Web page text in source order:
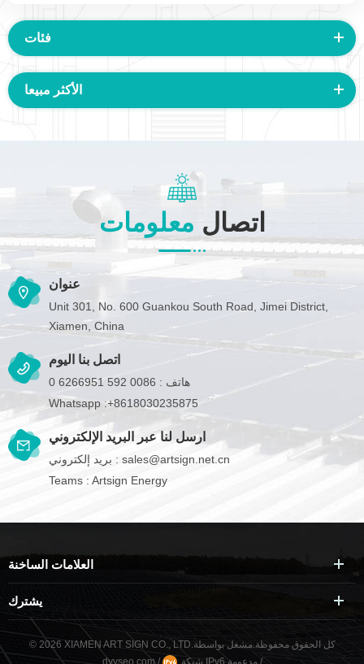
فئات
الأكثر مبيعا
اتصال معلومات
عنوان
Unit 301, No. 600 Guankou South Road, Jimei District,
Xiamen, China
اتصل بنا اليوم
هاتف : 0086 592 6266951 0
Whatsapp :+8618030235875
ارسل لنا عبر البريد الإلكتروني
بريد إلكتروني : sales@artsign.net.cn
Teams : Artsign Energy
العلامات الساخنة
يشترك
© 2026 XIAMEN ART SIGN CO., LTD.كل الحقوق محفوظة.مشغل بواسطة